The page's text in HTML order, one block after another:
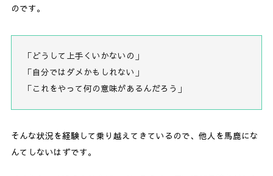
のです。
「どうして上手くいかないの」
「自分ではダメかもしれない」
「これをやって何の意味があるんだろう」
そんな状況を経験して乗り越えてきているので、他人を馬鹿にな
んてしないはずです。